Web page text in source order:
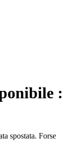
:
spostata. Forse